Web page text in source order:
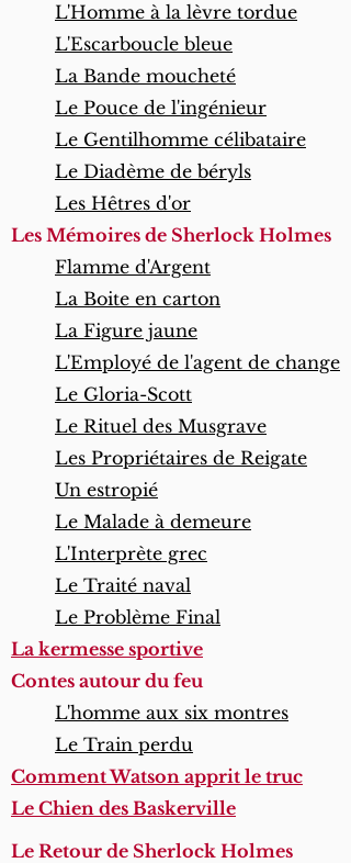
L'Homme à la lèvre tordue
L'Escarboucle bleue
La Bande moucheté
Le Pouce de l'ingénieur
Le Gentilhomme célibataire
Le Diadème de béryls
Les Hêtres d'or
Les Mémoires de Sherlock Holmes
Flamme d'Argent
La Boite en carton
La Figure jaune
L'Employé de l'agent de change
Le Gloria-Scott
Le Rituel des Musgrave
Les Propriétaires de Reigate
Un estropié
Le Malade à demeure
L'Interprète grec
Le Traité naval
Le Problème Final
La kermesse sportive
Contes autour du feu
L'homme aux six montres
Le Train perdu
Comment Watson apprit le truc
Le Chien des Baskerville
Le Retour de Sherlock Holmes